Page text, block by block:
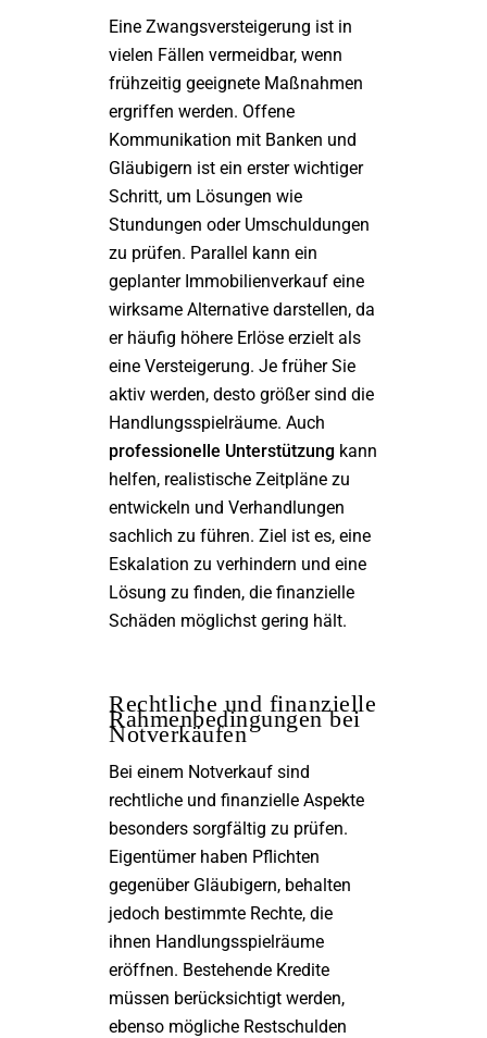
Eine Zwangsversteigerung ist in
vielen Fällen vermeidbar, wenn
frühzeitig geeignete Maßnahmen
ergriffen werden. Offene
Kommunikation mit Banken und
Gläubigern ist ein erster wichtiger
Schritt, um Lösungen wie
Stundungen oder Umschuldungen
zu prüfen. Parallel kann ein
geplanter Immobilienverkauf eine
wirksame Alternative darstellen, da
er häufig höhere Erlöse erzielt als
eine Versteigerung. Je früher Sie
aktiv werden, desto größer sind die
Handlungsspielräume. Auch
professionelle Unterstützung kann
helfen, realistische Zeitpläne zu
entwickeln und Verhandlungen
sachlich zu führen. Ziel ist es, eine
Eskalation zu verhindern und eine
Lösung zu finden, die finanzielle
Schäden möglichst gering hält.
Rechtliche und finanzielle
Rahmenbedingungen bei
Notverkäufen
Bei einem Notverkauf sind
rechtliche und finanzielle Aspekte
besonders sorgfältig zu prüfen.
Eigentümer haben Pflichten
gegenüber Gläubigern, behalten
jedoch bestimmte Rechte, die
ihnen Handlungsspielräume
eröffnen. Bestehende Kredite
müssen berücksichtigt werden,
ebenso mögliche Restschulden